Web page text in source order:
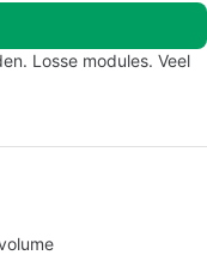
Losse modules. Veel